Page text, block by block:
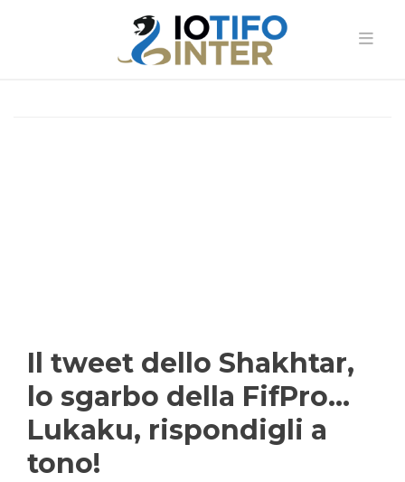
Il tweet dello Shakhtar,
lo sgarbo della FifPro…
Lukaku, rispondigli a
tono!